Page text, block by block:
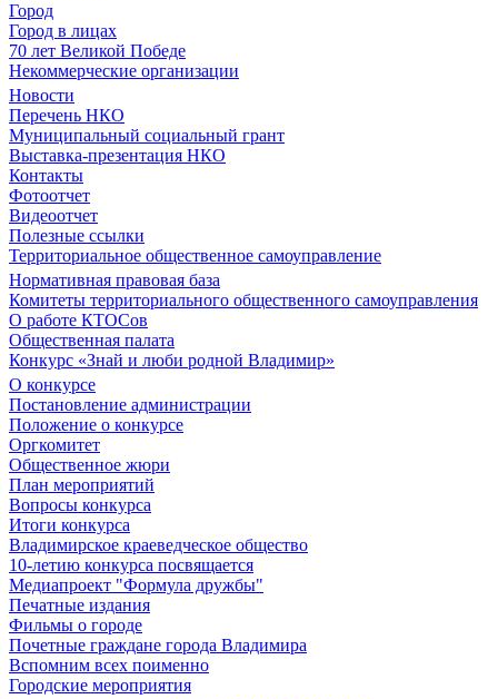
Город
Город в лицах
70 лет Великой Победе
Некоммерческие организации
Новости
Перечень НКО
Муниципальный социальный грант
Выставка-презентация НКО
Контакты
Фотоотчет
Видеоотчет
Полезные ссылки
Территориальное общественное самоуправление
Нормативная правовая база
Комитеты территориального общественного самоуправления
О работе КТОСов
Общественная палата
Конкурс «Знай и люби родной Владимир»
О конкурсе
Постановление администрации
Положение о конкурсе
Оргкомитет
Общественное жюри
План мероприятий
Вопросы конкурса
Итоги конкурса
Владимирское краеведческое общество
10-летию конкурса посвящается
Медиапроект "Формула дружбы"
Печатные издания
Фильмы о городе
Почетные граждане города Владимира
Вспомним всех поименно
Городские мероприятия